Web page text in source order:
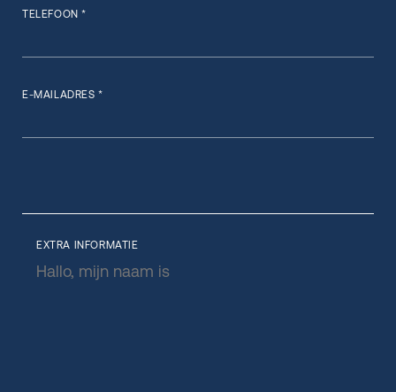
TELEFOON *
E-MAILADRES *
EXTRA INFORMATIE